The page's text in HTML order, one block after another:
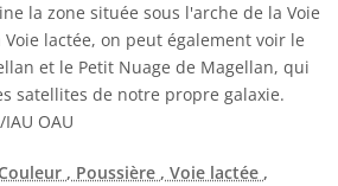
la zone située sous l'arche de la Voie
lactée, on peut également voir le
et le Petit Nuage de Magellan, qui
satellites de notre propre galaxie.
OAU
Couleur , Poussière , Voie lactée ,